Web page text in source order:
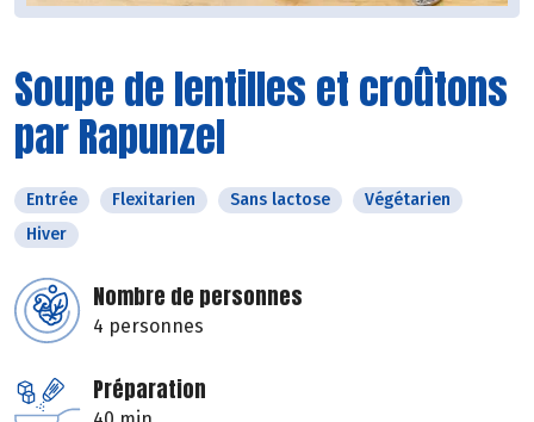
Soupe de lentilles et croûtons
par Rapunzel
Entrée Flexitarien Sans lactose
Végétarien
Hiver
Nombre de personnes
4 personnes
Préparation